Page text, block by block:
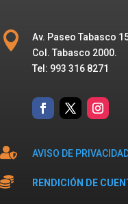

Av. Paseo Tabasco
Col. Tabasco 2000.
Tel: 993 316 8271
 AVISO DE
 RENDICIÓN DE